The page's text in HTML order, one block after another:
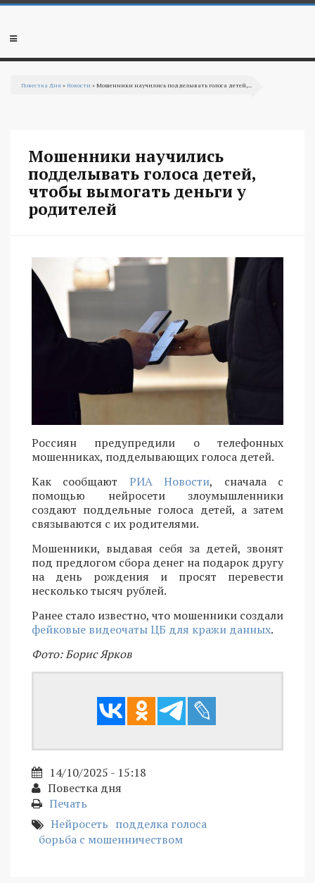
Перейти к основному содержанию
Мобильное
Повестка Дня »Новости » Мошенники научились подделывать голоса детей,...
Мошенники научились
подделывать голоса детей,
чтобы вымогать деньги у
родителей
Россиян предупредили о телефонных
мошенниках, подделывающих голоса детей.
Как сообщают РИА Новости, сначала с
помощью нейросети злоумышленники
создают поддельные голоса детей, а затем
связываются с их родителями.
Мошенники, выдавая себя за детей, звонят
под предлогом сбора денег на подарок другу
на день рождения и просят перевести
несколько тысяч рублей.
Ранее стало известно, что мошенники создали
фейковые видеочаты ЦБ для кражи данных.
Фото: Борис Ярков
14/10/2025 - 15:18
Повестка дня
Печать
Нейросеть подделка голоса
борьба с мошенничеством